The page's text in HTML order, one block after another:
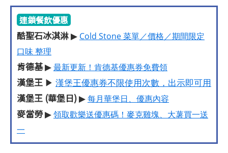
連鎖餐飲優惠
酷聖石冰淇淋▶ Cold Stone 菜單／價格／期間限定
口味 整理
肯德基▶最新更新！肯德基優惠券免費領
漢堡王 ▶ 漢堡王優惠券不限使用次數，出示即可用
漢堡王 (華堡日)▶每月華堡日、優惠內容
麥當勞▶領取歡樂送優惠碼！麥克雞塊、大薯買一送
一